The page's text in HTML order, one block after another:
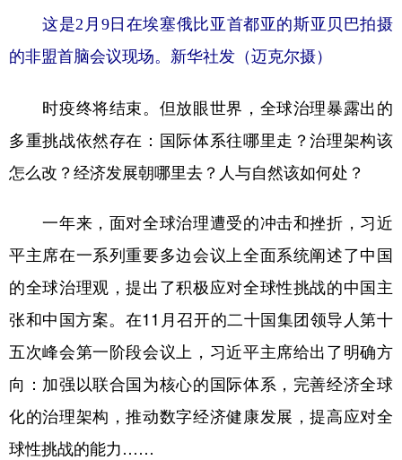
这是2月9日在埃塞俄比亚首都亚的斯亚贝巴拍摄
的非盟首脑会议现场。新华社发（迈克尔摄）
时疫终将结束。但放眼世界，全球治理暴露出的
多重挑战依然存在：国际体系往哪里走？治理架构该
怎么改？经济发展朝哪里去？人与自然该如何处？
一年来，面对全球治理遭受的冲击和挫折，习近
平主席在一系列重要多边会议上全面系统阐述了中国
的全球治理观，提出了积极应对全球性挑战的中国主
张和中国方案。在11月召开的二十国集团领导人第十
五次峰会第一阶段会议上，习近平主席给出了明确方
向：加强以联合国为核心的国际体系，完善经济全球
化的治理架构，推动数字经济健康发展，提高应对全
球性挑战的能力……